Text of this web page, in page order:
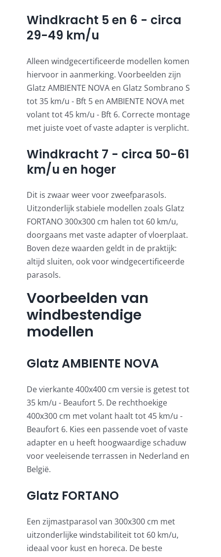
Windkracht 5 en 6 - circa
29-49 km/u
Alleen windgecertificeerde modellen komen
hiervoor in aanmerking. Voorbeelden zijn
Glatz AMBIENTE NOVA en Glatz Sombrano S
tot 35 km/u - Bft 5 en AMBIENTE NOVA met
volant tot 45 km/u - Bft 6. Correcte montage
met juiste voet of vaste adapter is verplicht.
Windkracht 7 - circa 50-61
km/u en hoger
Dit is zwaar weer voor zweefparasols.
Uitzonderlijk stabiele modellen zoals Glatz
FORTANO 300x300 cm halen tot 60 km/u,
doorgaans met vaste adapter of vloerplaat.
Boven deze waarden geldt in de praktijk:
altijd sluiten, ook voor windgecertificeerde
parasols.
Voorbeelden van
windbestendige
modellen
Glatz AMBIENTE NOVA
De vierkante 400x400 cm versie is getest tot
35 km/u - Beaufort 5. De rechthoekige
400x300 cm met volant haalt tot 45 km/u -
Beaufort 6. Kies een passende voet of vaste
adapter en u heeft hoogwaardige schaduw
voor veeleisende terrassen in Nederland en
België.
Glatz FORTANO
Een zijmastparasol van 300x300 cm met
uitzonderlijke windstabiliteit tot 60 km/u,
ideaal voor kust en horeca. De beste